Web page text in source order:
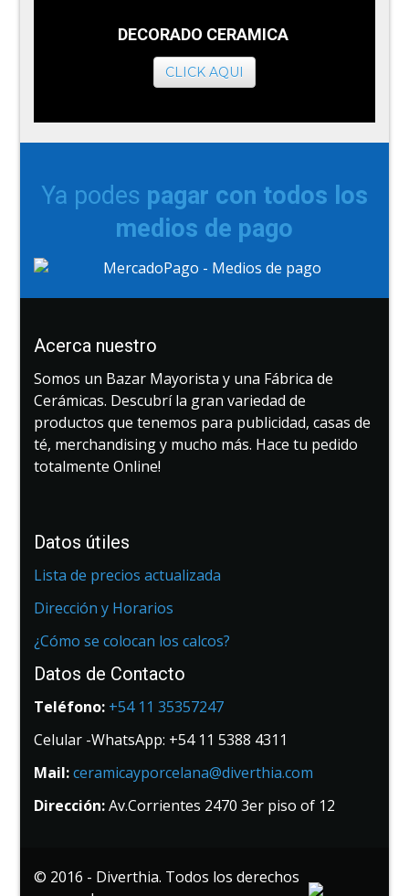
DECORADO CERAMICA
CLICK AQUI
Ya podes pagar con todos los
medios de pago
Acerca nuestro
Somos un Bazar Mayorista y una Fábrica de
Cerámicas. Descubrí la gran variedad de
productos que tenemos para publicidad, casas de
té, merchandising y mucho más. Hace tu pedido
totalmente Online!
Datos útiles
Lista de precios actualizada
Dirección y Horarios
¿Cómo se colocan los calcos?
Datos de Contacto
Teléfono: +54 11 35357247
Celular -WhatsApp: +54 11 5388 4311
Mail:ceramicayporcelana@diverthia.com
Dirección:Av.Corrientes 2470 3er piso of 12
© 2016 - Diverthia. Todos los derechos